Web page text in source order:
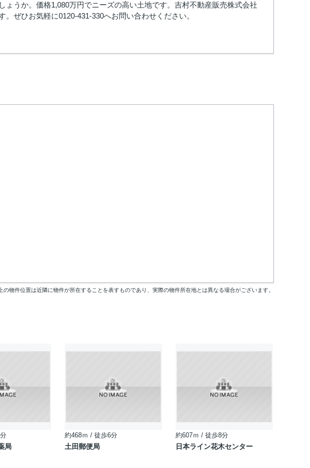
ょうか。価格1,080万円でニーズの高い土地です。吉村不動産販売株式会社
ぜひお気軽に0120-431-330へお問い合わせください。
の物件位置は近隣に物件が所在することを表すものであり、実際の物件所在地とは異なる場合がございます。
局
約468ｍ / 徒歩6分
土田郵便局
約607ｍ / 徒歩8分
日本ライン花木センター